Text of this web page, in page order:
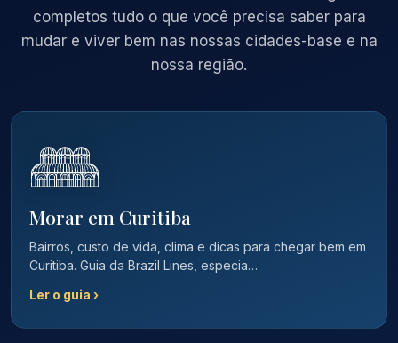
completos tudo o que você precisa saber para
mudar e viver bem nas nossas cidades-base e na
nossa região.
Morar em Curitiba
Bairros, custo de vida, clima e dicas para chegar bem em
Curitiba. Guia da Brazil Lines, especia…
Ler o guia ›